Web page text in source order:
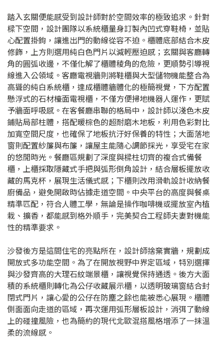
踏入玄關便能感受到設計師對於空間效率的極致追求。針對
樑下空間，設計團隊以系統櫃量身訂製內凹式穿鞋椅，並貼
心配置掛鉤，讓進出門的動線從容不迫。櫃體底部結合木皮
修飾，上方則選用純白色門片以減輕壓迫感；玄關與客廳轉
角的圓弧收邊，不僅化解了櫃體稜角的危險，更順勢引導視
線進入公領域。客廳電視牆則將鞋櫃與大型儲物機能整合為
高聳的純白系統櫃，達成櫃體牆體化的極簡視覺，下方配置
懸浮式的石材檯面電視櫃，不僅方便掃地機器人運作，更賦
予牆面呼吸感。在客餐廳串聯的格局中，設計師以淺色木皮
鋪貼局部柱體，搭配暖棕色的超耐磨木地板，利用色彩對比
加寬空間尺度，也確保了地板抗汙好保養的特性；大面落地
窗則配置紗簾與布簾，讓屋主能隨心調節採光，享受宅在家
的悠閒時光。餐廳區規劃了深度與樑柱切齊的複合式備餐
櫃，上櫃採取隱藏式手把與弧形倒角設計，結合層板擺放收
藏的馬克杯，展現生活儀式感；下櫃則改用滑軌設計收納餐
廚備品，避免開啟時佔據走道空間。中央平台的高度與餐桌
精準匹配，符合人體工學，無論是操作咖啡機或擺放室內植
栽、擴香，都能感到格外順手，完美契合工程師夫妻對機能
性的精準要求。
沙發後方是這間住宅的亮點所在，設計師捨棄實牆，規劃成
開放式多功能空間。為了在開放視野中界定區域，特別選擇
與沙發齊高的大理石紋端景櫃，讓視覺保持通透。後方大面
積的系統櫃則轉化為公仔收藏展示櫃，以透明玻璃窗結合封
閉式門片，讓心愛的公仔在防塵之餘也能被悉心展現。櫃體
側面面向走道的區域，再次運用弧形層板設計，消弭了動線
上的碰撞風險，也為簡約的現代北歐混搭風格增添了一抹溫
柔的流線感。